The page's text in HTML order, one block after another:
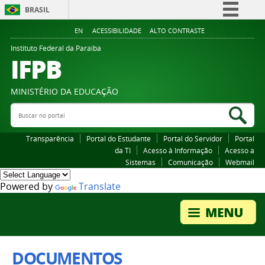
BRASIL
Simplifique!
Legislação
EN ACESSIBILIDADE ALTO CONTRASTE
Instituto Federal da Paraiba
IFPB
MINISTÉRIO DA EDUCAÇÃO
Buscar no portal
Transparência Portal do Estudante Portal do Servidor
Portal
da TI
Acesso à Informação
Acesso a
Sistemas
Comunicação Webmail
Powered by Translate
DOCUMENTOS